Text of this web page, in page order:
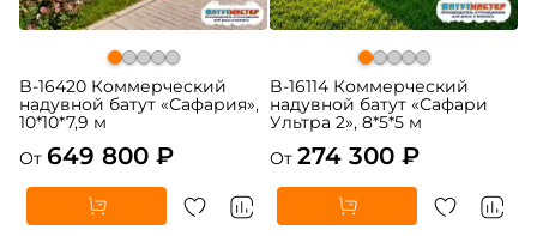
B-16420 Коммерческий
надувной батут «Сафария»,
10*10*7,9 м
От 649 800 ₽
B-16114 Коммерческий
надувной батут «Сафари
Ультра 2», 8*5*5 м
От 274 300 ₽